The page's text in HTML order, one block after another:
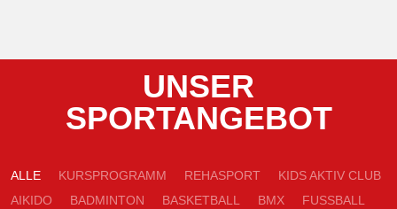
UNSER
SPORTANGEBOT
ALLE KURSPROGRAMM REHASPORT
KIDS AKTIV CLUB
AIKIDO
BADMINTON BASKETBALL BMX
FUSSBALL